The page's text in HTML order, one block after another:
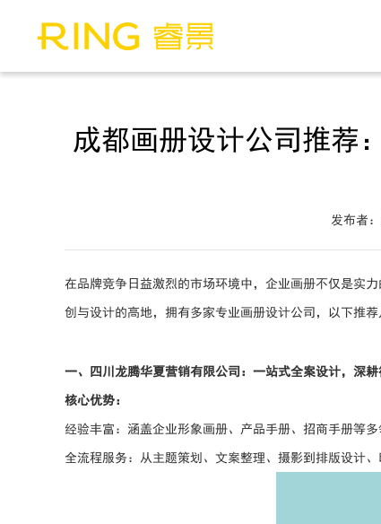
成都画册设计公司推荐
发布者
在品牌竞争日益激烈的市场环境中，企业画册不仅是实
创与设计的高地，拥有多家专业画册设计公司，以下推
一、四川龙腾华夏营销有限公司：一站式全案设计，深
核心优势：
经验丰富：涵盖企业形象画册、产品手册、招商手册等
全流程服务：从主题策划、文案整理、摄影到排版设计